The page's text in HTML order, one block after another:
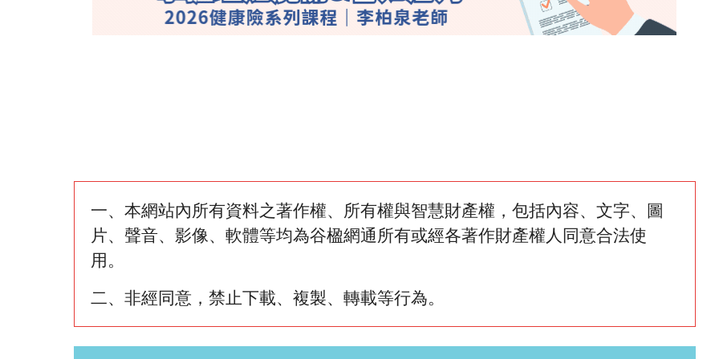
一、本網站內所有資料之著作權、所有權與智慧財產權，包括內容、文字、圖
片、聲音、影像、軟體等均為谷楹網通所有或經各著作財產權人同意合法使
用。
二、非經同意，禁止下載、複製、轉載等行為。